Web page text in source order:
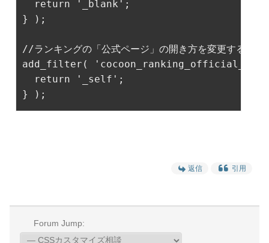
return '_blank' ;
} );
//ランキングの「公式ページ」の開き方を変更する（現
add_filter(
return
'_self' ;
} );
返信 引用
Forum Jump: